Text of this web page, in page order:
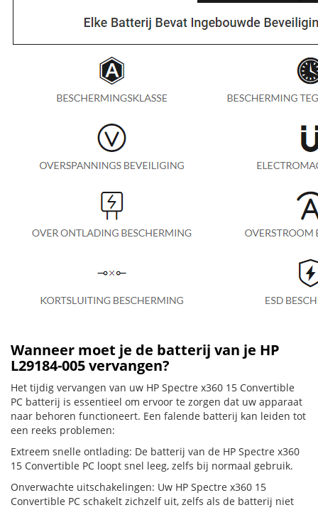
Wanneer moet je de batterij van je HP
L29184-005 vervangen?
Het tijdig vervangen van uw HP Spectre x360 15 Convertible
PC batterij is essentieel om ervoor te zorgen dat uw apparaat
naar behoren functioneert. Een falende batterij kan leiden tot
een reeks problemen:
Extreem snelle ontlading: De batterij van de HP Spectre x360
15 Convertible PC loopt snel leeg, zelfs bij normaal gebruik.
Onverwachte uitschakelingen: Uw HP Spectre x360 15
Convertible PC schakelt zichzelf uit, zelfs als de batterij niet